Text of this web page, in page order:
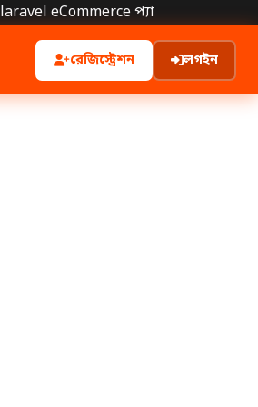
eCommerce প্যাকেজ !!কমপ্লিট
রেজিস্ট্রেশন লগইন